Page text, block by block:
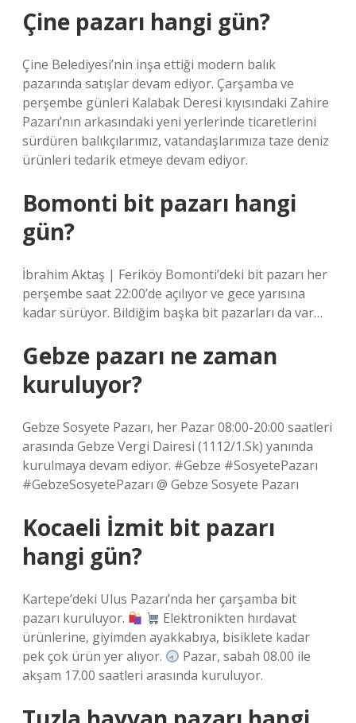
Çine pazarı hangi gün?
Çine Belediyesi’nin inşa ettiği modern balık
pazarında satışlar devam ediyor. Çarşamba ve
perşembe günleri Kalabak Deresi kıyısındaki Zahire
Pazarı’nın arkasındaki yeni yerlerinde ticaretlerini
sürdüren balıkçılarımız, vatandaşlarımıza taze deniz
ürünleri tedarik etmeye devam ediyor.
Bomonti bit pazarı hangi
gün?
İbrahim Aktaş | Feriköy Bomonti’deki bit pazarı her
perşembe saat 22:00’de açılıyor ve gece yarısına
kadar sürüyor. Bildiğim başka bit pazarları da var…
Gebze pazarı ne zaman
kuruluyor?
Gebze Sosyete Pazarı, her Pazar 08:00-20:00 saatleri
arasında Gebze Vergi Dairesi (1112/1.Sk) yanında
kurulmaya devam ediyor. #Gebze #SosyetePazarı
#GebzeSosyetePazarı @ Gebze Sosyete Pazarı
Kocaeli İzmit bit pazarı
hangi gün?
Kartepe’deki Ulus Pazarı’nda her çarşamba bit
pazarı kuruluyor.
Elektronikten hırdavat
ürünlerine, giyimden ayakkabıya, bisiklete kadar
pek çok ürün yer alıyor.
Pazar, sabah 08.00 ile
akşam 17.00 saatleri arasında kuruluyor.